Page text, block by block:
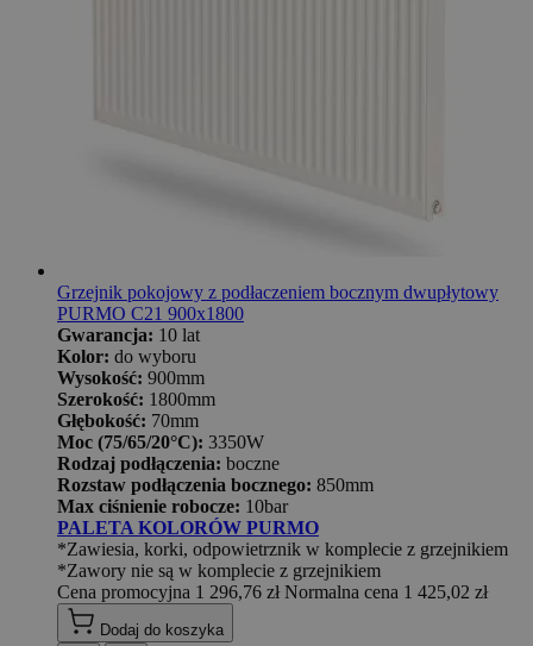
Grzejnik pokojowy z podłaczeniem bocznym dwupłytowy
PURMO C21 900x1800
Gwarancja: 10 lat
Kolor: do wyboru
Wysokość: 900mm
Szerokość: 1800mm
Głębokość: 70mm
Moc (75/65/20°C): 3350W
Rodzaj podłączenia: boczne
Rozstaw podłączenia bocznego: 850mm
Max ciśnienie robocze: 10bar
PALETA KOLORÓW PURMO
*Zawiesia, korki, odpowietrznik w komplecie z grzejnikiem
*Zawory nie są w komplecie z grzejnikiem
Cena promocyjna 1 296,76 zł Normalna cena 1 425,02 zł
Dodaj do koszyka